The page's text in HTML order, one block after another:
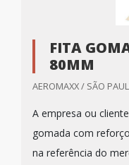
FITA
80MM
AEROMAXX / SÃO
A empresa ou
gomada com
na referência do